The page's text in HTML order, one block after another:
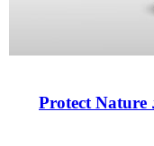
محلول باکتری ساز Bacter Pro برند Protect Nature